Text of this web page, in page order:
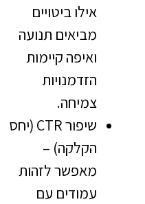
אילו ביטויים
מביאים תנועה
ואיפה קיימות
הזדמנויות
שיפור CTR (יחס
הקלקה) –
מאפשר לזהות
עמודים עם